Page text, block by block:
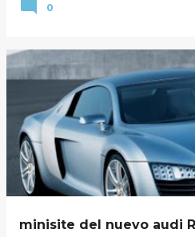
0
minisite del nuevo audi